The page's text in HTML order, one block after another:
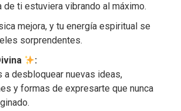
de ti estuviera vibrando al máximo.
mejora, y tu energía espiritual se
sorprendentes.
:
a desbloquear nuevas ideas,
y formas de expresarte que nunca